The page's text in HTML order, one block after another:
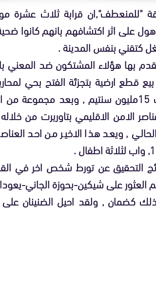
"للمنعطف",ان قرابة ثلاث عشرة
على اثر اكتشافهم بانهم كانوا
كتقني بنفس المدينة .
بها هؤلاء المشتكون ضد المعني
قطع ارضية بتجزئة الفتح بحي
بلغت قيمة العمليات 15مليون سنتيم ,
الامن الاقليمي بتاوريرت من
24يناير الحالي , ويعد هذا الاخير من
التحقيق عن تورط شخص اخر في
العثور على شيكين-بحوزة الجاني-